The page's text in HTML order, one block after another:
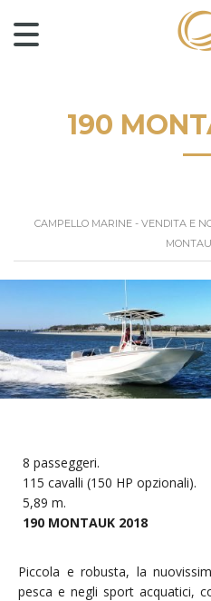
190
CAMPELLO MARINE - VENDITA E
8 passeggeri.
115 cavalli (150 HP opzionali).
5,89 m.
190 MONTAUK 2018
Piccola e robusta, la
pesca e negli sport acquatici,